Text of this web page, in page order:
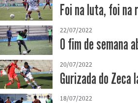
Foi na luta, foi na
22/07/2022
O fim de semana
20/07/2022
Gurizada do Zeca
18/07/2022